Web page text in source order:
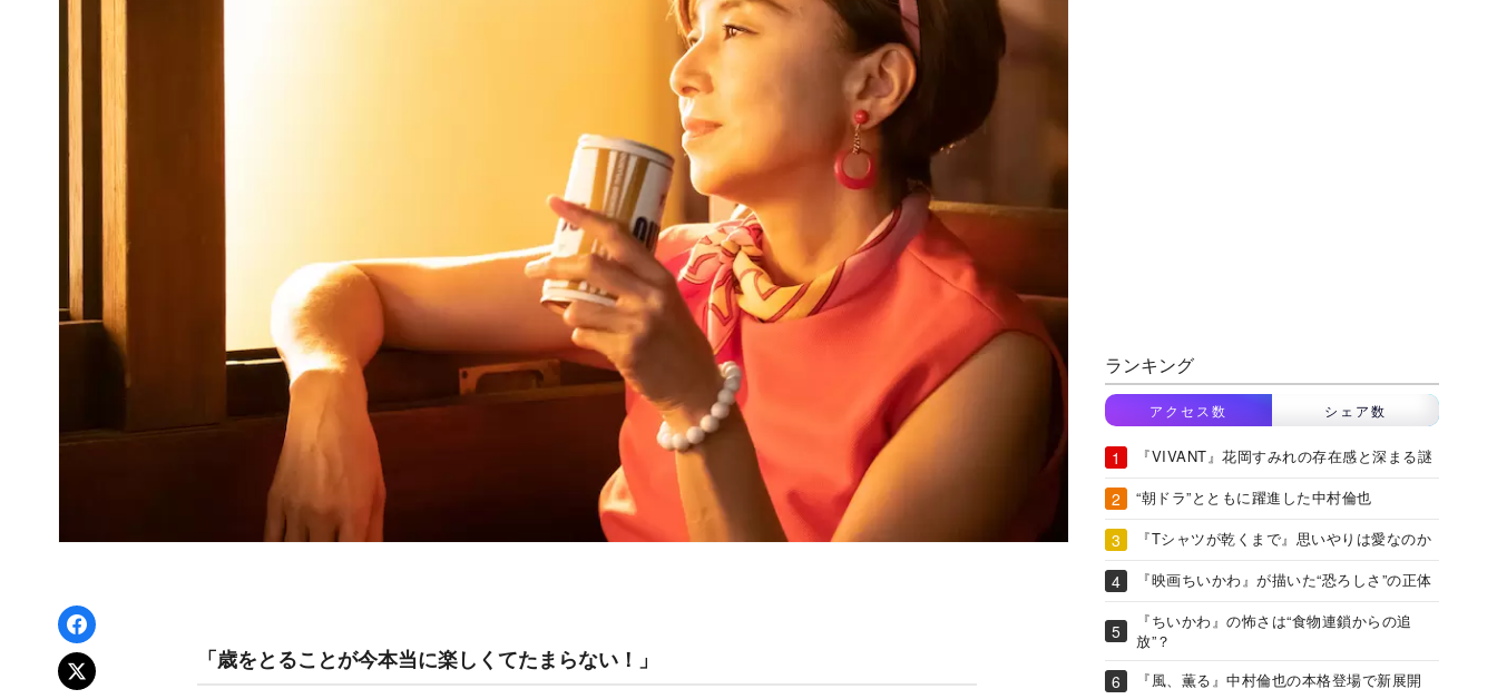
Facebookでシェア
xでポスト
「歳をとることが今本当に楽しくてたまらない！」
ランキング
アクセス数 シェア数
『VIVANT』花岡すみれの存在感と深まる謎
“朝ドラ”とともに躍進した中村倫也
『Tシャツが乾くまで』思いやりは愛なのか
『映画ちいかわ』が描いた“恐ろしさ”の正体
『ちいかわ』の怖さは“食物連鎖からの追
放”？
『風、薫る』中村倫也の本格登場で新展開